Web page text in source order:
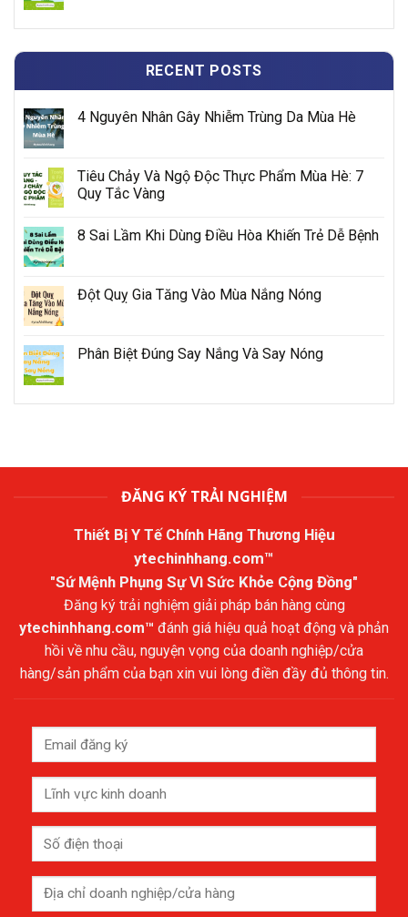
RECENT POSTS
4 Nguyên Nhân Gây Nhiễm Trùng Da Mùa Hè
Tiêu Chảy Và Ngộ Độc Thực Phẩm Mùa Hè: 7
Quy Tắc Vàng
8 Sai Lầm Khi Dùng Điều Hòa Khiến Trẻ Dễ Bệnh
Đột Quỵ Gia Tăng Vào Mùa Nắng Nóng
Phân Biệt Đúng Say Nắng Và Say Nóng
ĐĂNG KÝ TRẢI NGHIỆM
Thiết Bị Y Tế Chính Hãng Thương Hiệu
ytechinhhang.com™
"Sứ Mệnh Phụng Sự Vì Sức Khỏe Cộng Đồng"
Đăng ký trải nghiệm giải pháp bán hàng cùng
ytechinhhang.com™ đánh giá hiệu quả hoạt động và phản
hồi về nhu cầu, nguyện vọng của doanh nghiệp/cửa
hàng/sản phẩm của bạn xin vui lòng điền đầy đủ thông tin.